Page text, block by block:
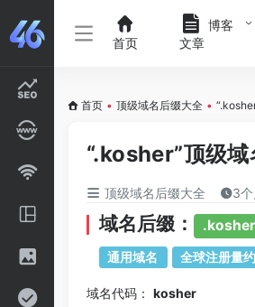
首页
博客
文章
首页 • 顶级域名后缀大全 •
“.kosher”顶级域
顶级域名后缀大全 3
域名后缀： .kosher
通用域名 全球注册量
域名代码： kosher